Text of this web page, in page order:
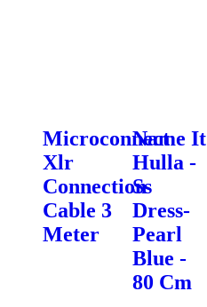
Microconnect
Xlr
Connection
Cable 3
Meter
Name It
Hulla -
Ss
Dress-
Pearl
Blue -
80 Cm